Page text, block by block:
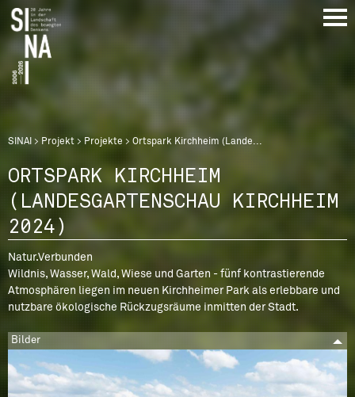
Direkt
zum
Inhalt
Breadcrumb
SINAI Projekt Projekte Ortspark Kirchheim (Lande...
ORTSPARK KIRCHHEIM
(LANDESGARTENSCHAU KIRCHHEIM
2024)
Natur.Verbunden
Wildnis, Wasser, Wald, Wiese und Garten - fünf kontrastierende
Atmosphären liegen im neuen Kirchheimer Park als erlebbare und
nutzbare ökologische Rückzugsräume inmitten der Stadt.
Bilder